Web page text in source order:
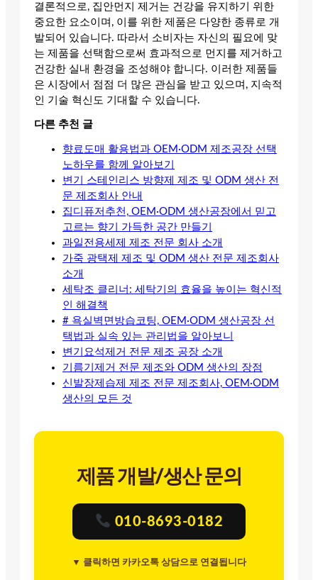
결론적으로, 집안먼지 제거는 건강을 유지하기 위한
중요한 요소이며, 이를 위한 제품은 다양한 종류로 개
발되어 있습니다. 따라서 소비자는 자신의 필요에 맞
는 제품을 선택함으로써 효과적으로 먼지를 제거하고
건강한 실내 환경을 조성해야 합니다. 이러한 제품들
은 시장에서 점점 더 많은 관심을 받고 있으며, 지속적
인 기술 혁신도 기대할 수 있습니다.
다른 추천 글
향료도매 활용법과 OEM·ODM 제조공장 선택
노하우를 함께 알아보기
변기 스테인리스 방향제 제조 및 ODM 생산 전
문 제조회사 안내
집디퓨저추천, OEM·ODM 생산공장에서 믿고
고르는 향기 가득한 공간 만들기
과일전용세제 제조 전문 회사 소개
가죽 광택제 제조 및 ODM 생산 전문 제조회사
소개
세탁조 클리너: 세탁기의 효율을 높이는 혁신적
인 해결책
# 욕실벽면방습코팅, OEM·ODM 생산공장 선
택법과 실속 있는 관리법을 알아보니
변기요석제거 전문 제조 공장 소개
기름기제거 전문 제조와 ODM 생산의 장점
신발장제습제 제조 전문 제조회사, OEM·ODM
생산의 모든 것
제품 개발/생산 문의
010-8693-0182
▼ 클릭하면 카카오톡 상담으로 연결됩니다